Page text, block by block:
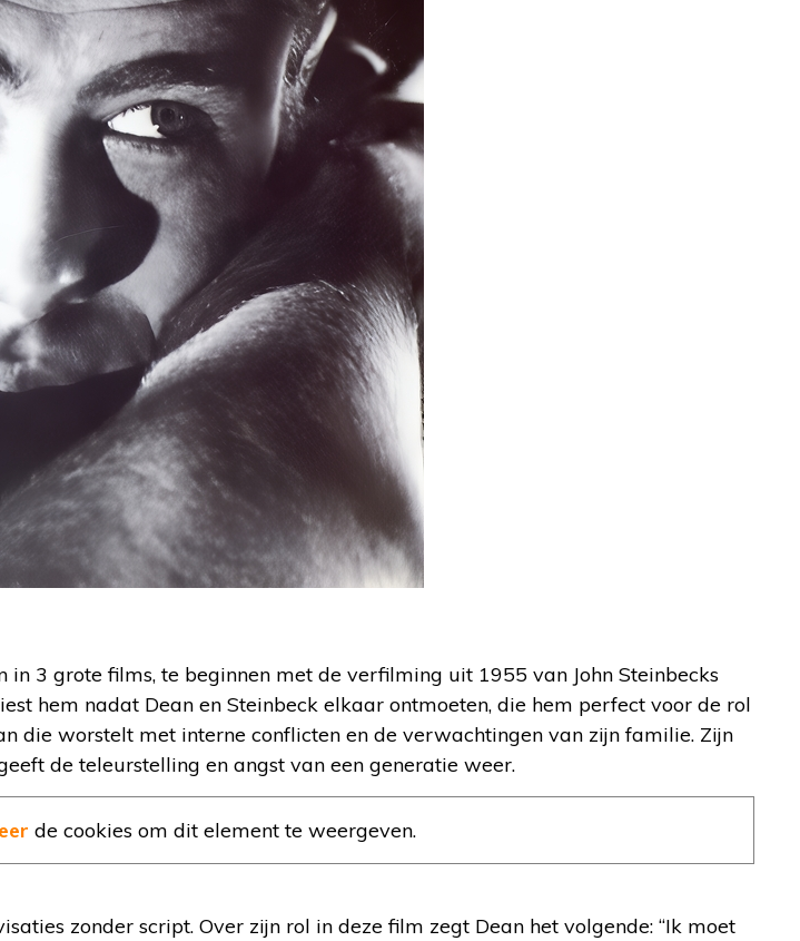
3 grote films, te beginnen met de verfilming uit 1955 van John Steinbecks
hem nadat Dean en Steinbeck elkaar ontmoeten, die hem perfect voor de rol
die worstelt met interne conflicten en de verwachtingen van zijn familie. Zijn
de teleurstelling en angst van een generatie weer.
de cookies om dit element te weergeven.
zonder script. Over zijn rol in deze film zegt Dean het volgende: “Ik moet